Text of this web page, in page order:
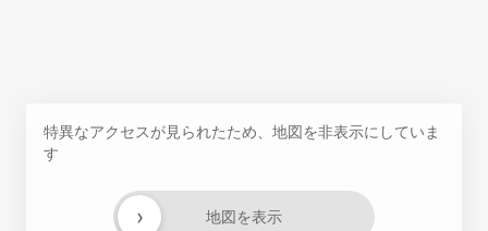
特異なアクセスが見られたため、地図を非表示にしていま
す
地図を表示
›